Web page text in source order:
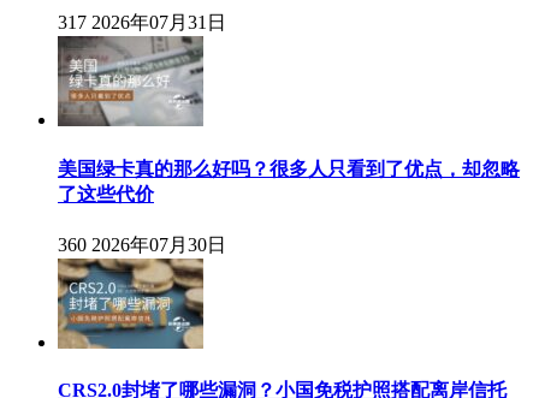
317 2026年07月31日
美国绿卡真的那么好吗？很多人只看到了优点，却忽略
了这些代价
360 2026年07月30日
CRS2.0封堵了哪些漏洞？小国免税护照搭配离岸信托